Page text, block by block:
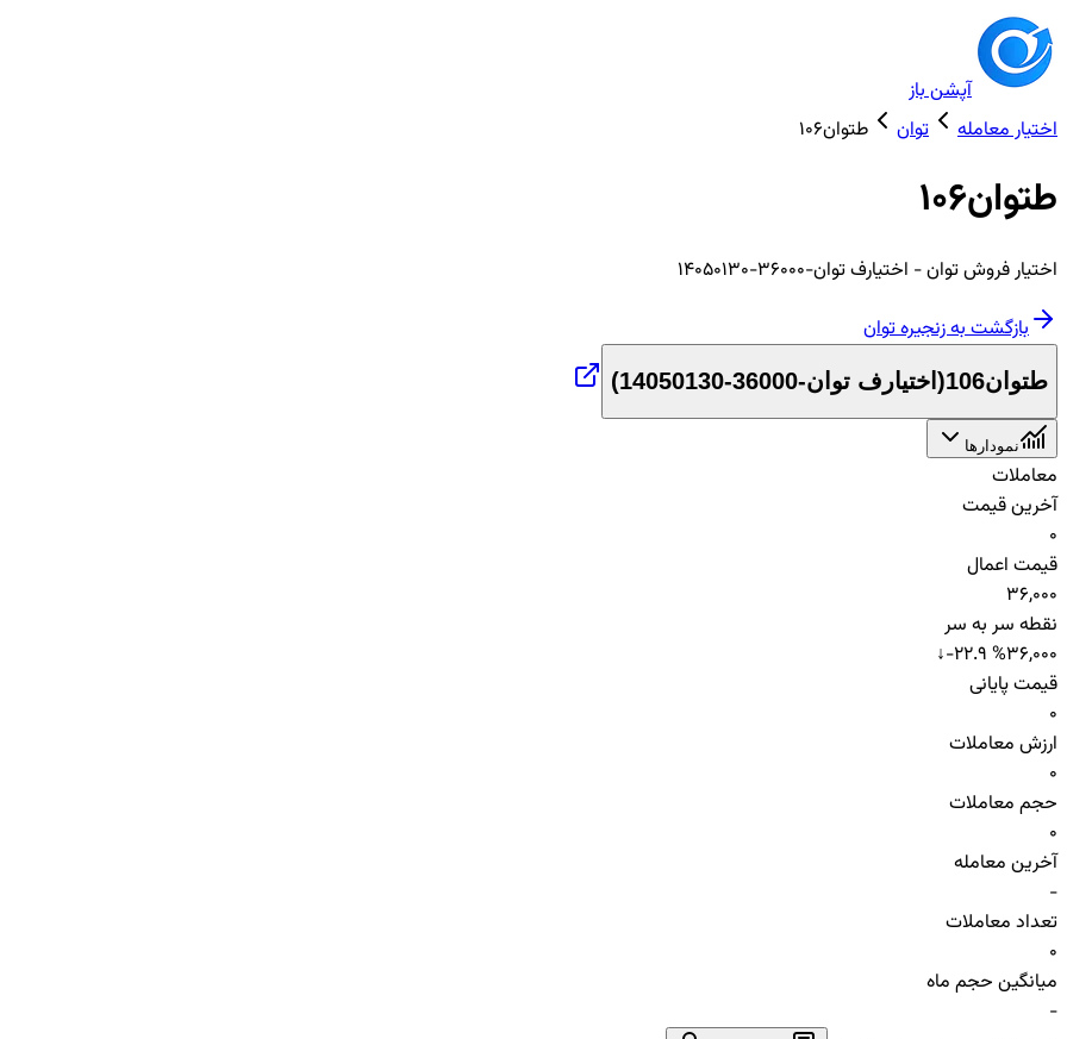
آپشن باز
اختیار معامله
توان طتوان106
طتوان106
اختیارفروشتوان- اختیارف توان-36000-14050130
بازگشت به زنجیرهتوان
طتوان106 ( اختیارف توان-36000-14050130 )
نمودارها
معاملات
آخرین قیمت
0
قیمت اعمال
36,000
نقطه سر به سر
36,000
↓-22.9 %
قیمت پایانی
0
ارزش معاملات
0
حجم معاملات
0
آخرین معامله
-
تعداد معاملات
0
میانگین حجم ماه
-